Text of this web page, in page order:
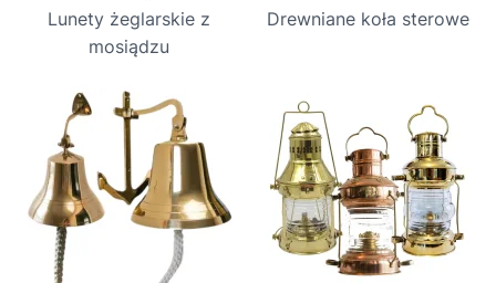
Lunety żeglarskie z
mosiądzu
Drewniane koła sterowe